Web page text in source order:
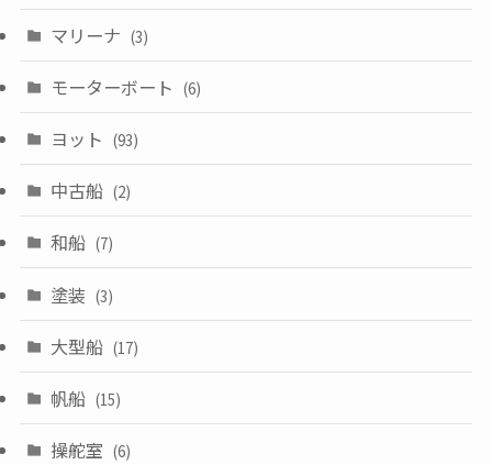
マリーナ (3)
モーターボート (6)
ヨット (93)
中古船 (2)
和船 (7)
塗装 (3)
大型船 (17)
帆船 (15)
操舵室 (6)